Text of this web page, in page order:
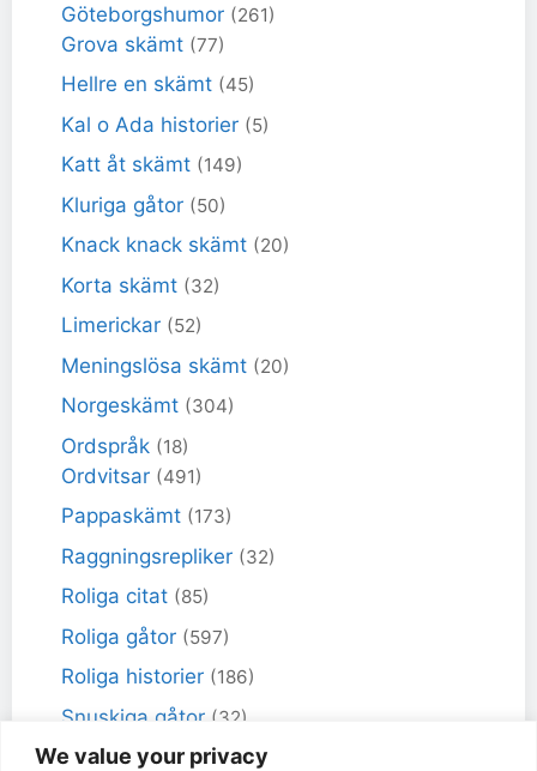
We value your privacy
Göteborgshumor (261)
Grova skämt (77)
Hellre en skämt (45)
Kal o Ada historier (5)
Katt åt skämt (149)
Kluriga gåtor (50)
Knack knack skämt (20)
Korta skämt (32)
Limerickar (52)
Meningslösa skämt (20)
Norgeskämt (304)
Ordspråk (18)
Ordvitsar (491)
Pappaskämt (173)
Raggningsrepliker (32)
Roliga citat (85)
Roliga gåtor (597)
Roliga historier (186)
Snuskiga gåtor (32)
Snuskiga skämt(98)